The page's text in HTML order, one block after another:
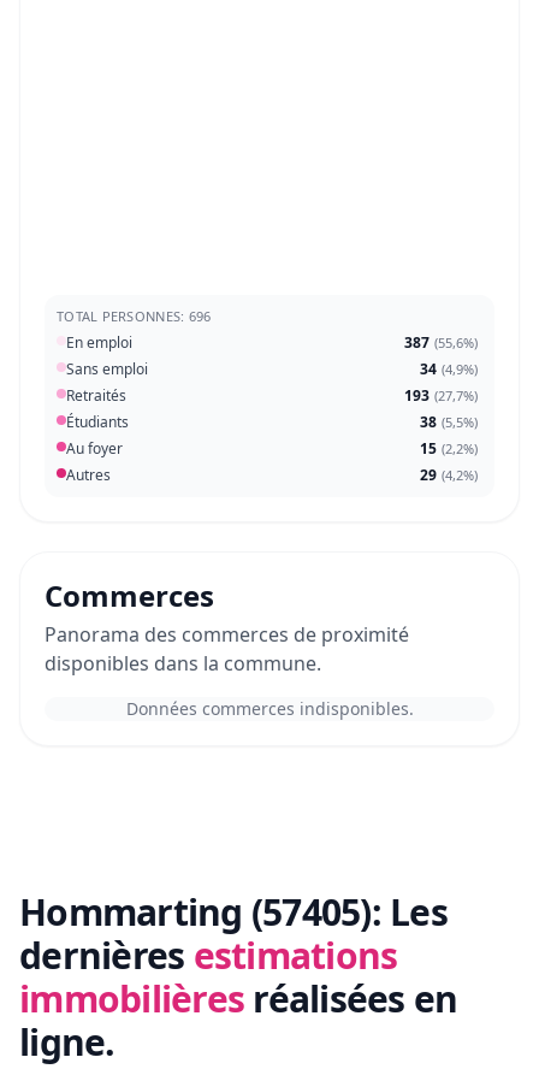
TOTAL PERSONNES: 696
En emploi 387 (55,6%)
Sans emploi 34 (4,9%)
Retraités 193 (27,7%)
Étudiants 38 (5,5%)
Au foyer 15 (2,2%)
Autres 29 (4,2%)
Commerces
Panorama des commerces de proximité
disponibles dans la commune.
Données commerces indisponibles.
Hommarting (57405): Les
dernières estimations
immobilières réalisées en
ligne.